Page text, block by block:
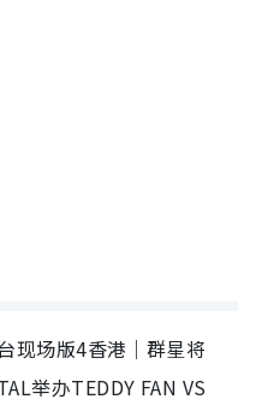
现场版4香港｜群星将
举办TEDDY FAN VS